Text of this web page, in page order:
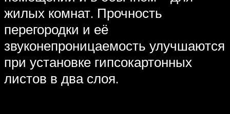
жилых комнат. Прочность
перегородки и её
звуконепроницаемость улучшаются
при установке гипсокартонных
листов в два слоя.